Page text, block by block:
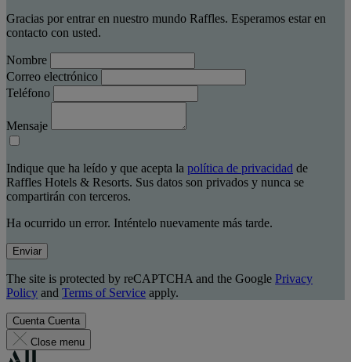
Gracias por entrar en nuestro mundo Raffles. Esperamos estar en
contacto con usted.
Nombre
Correo electrónico
Teléfono
Mensaje
Indique que ha leído y que acepta la política de privacidad de
Raffles Hotels & Resorts. Sus datos son privados y nunca se
compartirán con terceros.
Ha ocurrido un error. Inténtelo nuevamente más tarde.
Enviar
The site is protected by reCAPTCHA and the Google Privacy
Policy and Terms of Service apply.
Cuenta Cuenta
Close menu